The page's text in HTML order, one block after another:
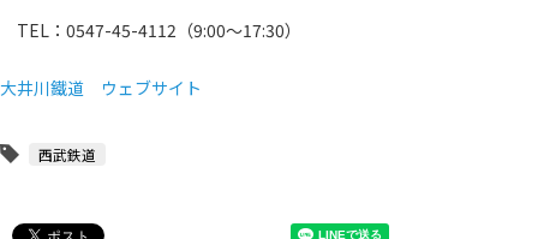
TEL：0547-45-4112（9:00～17:30）
大井川鐵道 ウェブサイト
西武鉄道